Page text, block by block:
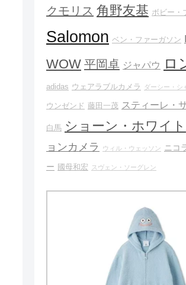
クモリス 角野友基 ボビー・
Salomon ベン・ファーガソン
WOW 平岡卓 ジャパウ ロ
adidas ウェアラブルカメラ ダーシー・シ
ウンゼンド 藤田一茂 スティーレ・
白馬 ショーン・ホワイト
ョンカメラ
ウィル・ウェッソン
ニコ
ー 國母和宏 スヴェン・ソーグレン